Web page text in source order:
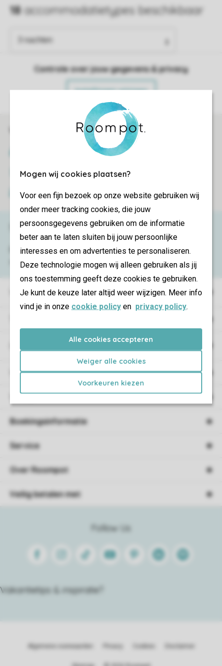
Mogen wij cookies plaatsen?
Voor een fijn bezoek op onze website gebruiken wij
onder meer tracking cookies, die jouw
persoonsgegevens gebruiken om de informatie
beter aan te laten sluiten bij jouw persoonlijke
interesses en om advertenties te personaliseren.
Deze technologie mogen wij alleen gebruiken als jij
ons toestemming geeft deze cookies te gebruiken.
Je kunt de keuze later altijd weer wijzigen. Meer info
vind je in onze cookie policy en privacy policy.
Alle cookies accepteren
Weiger alle cookies
Voorkeuren kiezen
Controle over jouw gegevens & privacy
Instellingen wijzigen
Veilig en snel online boeken
Veilige gegevensoverdracht
Veilige betaling
Vakantieparken
Campings
Vakantieverblijf
Verblijf
Service & contact
Bekijk deveelgestelde vragenof neem
contact op met het Contact Center .
Follow Us
FacebookInstagram
Tiktok Youtube PinterestLinkedinSpotify
Vakantietips & inspiratie?
Boekingsinformatie
Service
Over Roompot
Veilig betalen met